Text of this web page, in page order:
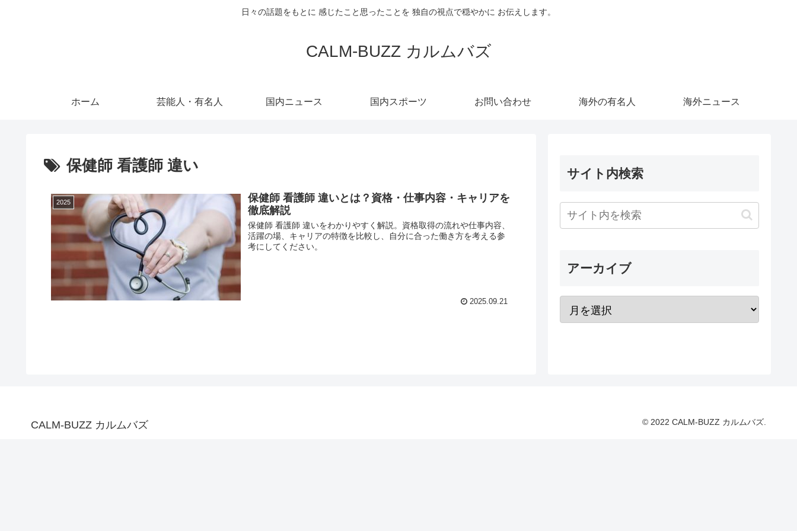
日々の話題をもとに 感じたこと思ったことを 独自の視点で穏やかに お伝えします。
CALM-BUZZ カルムバズ
ホーム 芸能人・有名人 国内ニュース 国内スポーツ お問い合わせ 海外の有名人 海外ニュース
保健師 看護師 違い
2025
保健師 看護師 違いとは？資格・仕事内容・キャリアを
徹底解説
保健師 看護師 違いをわかりやすく解説。資格取得の流れや仕事内容、
活躍の場、キャリアの特徴を比較し、自分に合った働き方を考える参
考にしてください。
2025.09.21
サイト内検索
アーカイブ
CALM-BUZZ カルムバズ © 2022 CALM-BUZZ カルムバズ.